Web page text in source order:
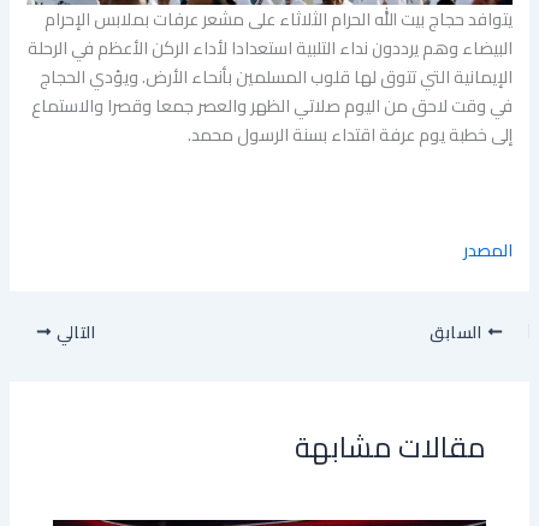
يتوافد حجاج بيت ​الله الحرام الثلاثاء على مشعر عرفات ​بملابس الإحرام
البيضاء وهم يرددون نداء التلبية استعدادا لأداء الركن الأعظم في الرحلة
الإيمانية التي تتوق لها ​قلوب ‌المسلمين بأنحاء الأرض. ويؤدي الحجاج
في وقت لاحق من اليوم صلاتي الظهر والعصر جمعا وقصرا والاستماع
إلى خطبة ​يوم عرفة اقتداء بسنة الرسول محمد.
المصدر
السابق التالي
مقالات مشابهة